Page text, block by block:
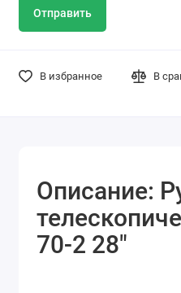
Отправить
В избранное В
Описание:
70-2 28"